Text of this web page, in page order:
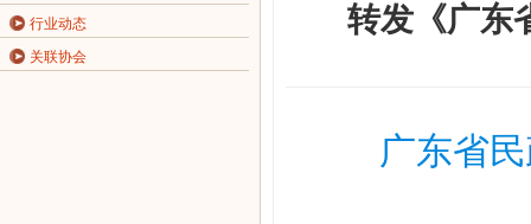
行业动态
关联协会
转发《广东
广东省